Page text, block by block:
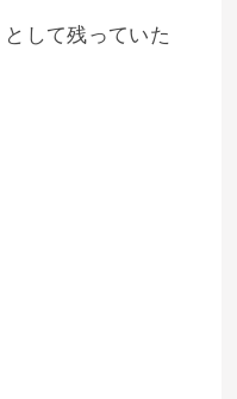
して残っていた